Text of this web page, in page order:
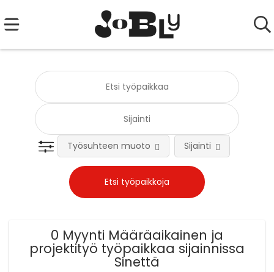
Työsuhteen muoto Sijainti
0 Myynti Määräaikainen ja
projektityö työpaikkaa sijainnissa
Sinettä